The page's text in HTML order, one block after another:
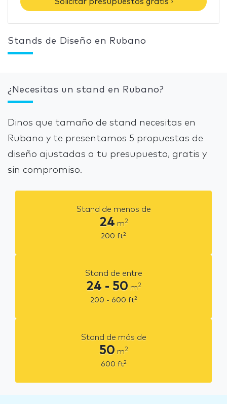
Stands de Diseño en Rubano
¿Necesitas un stand en Rubano?
Dinos que tamaño de stand necesitas en
Rubano y te presentamos 5 propuestas de
diseño ajustadas a tu presupuesto, gratis y
sin compromiso.
Stand de menos de
24 m2
200 ft2
Stand de entre
24 - 50 m2
200 - 600 ft2
Stand de más de
50 m2
600 ft2